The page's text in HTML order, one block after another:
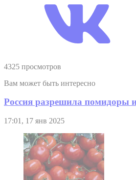
4325 просмотров
Вам может быть интересно
Россия разрешила помидоры
17:01, 17 янв 2025